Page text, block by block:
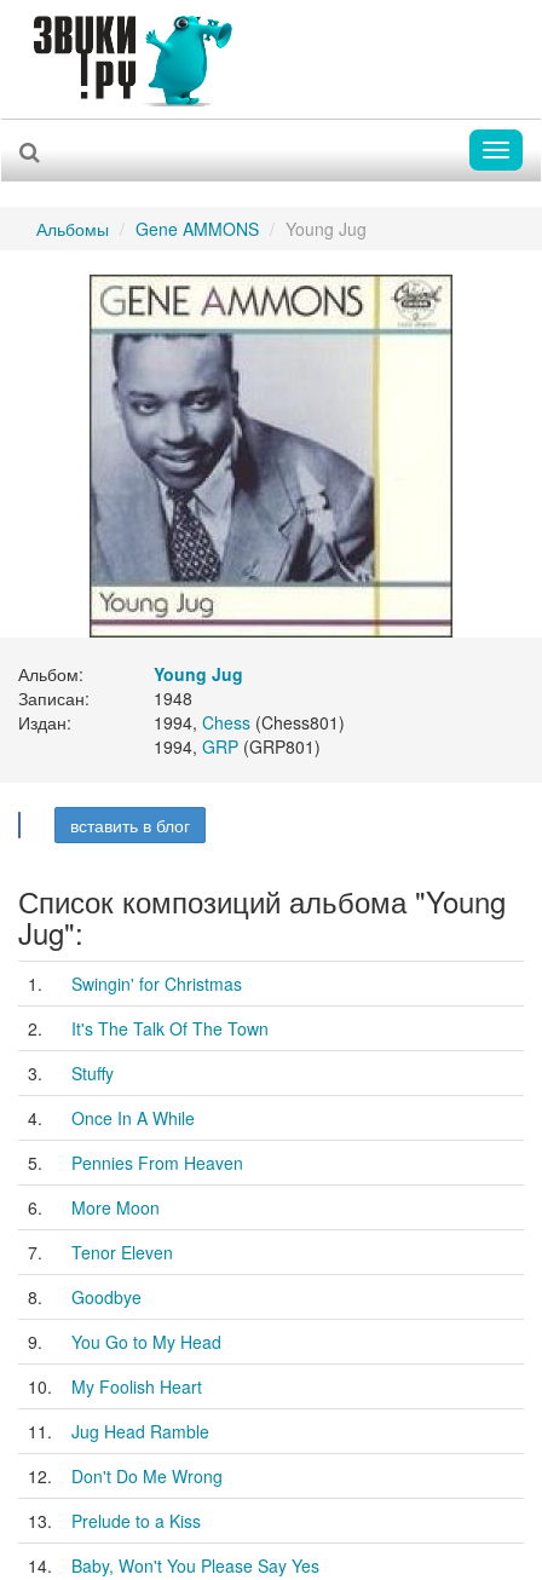
Альбомы Gene AMMONS Young Jug
Альбом:
Young Jug
Записан:
1948
Издан:
1994, Chess (Chess801)
1994, GRP (GRP801)
вставить в блог
Список композиций альбома "Young
Jug":
1.
Swingin' for Christmas
2.
It's The Talk Of The Town
3.
Stuffy
4.
Once In A While
5.
Pennies From Heaven
6.
More Moon
7.
Tenor Eleven
8.
Goodbye
9.
You Go to My Head
10.
My Foolish Heart
11.
Jug Head Ramble
12.
Don't Do Me Wrong
13.
Prelude to a Kiss
14.
Baby, Won't You Please Say Yes